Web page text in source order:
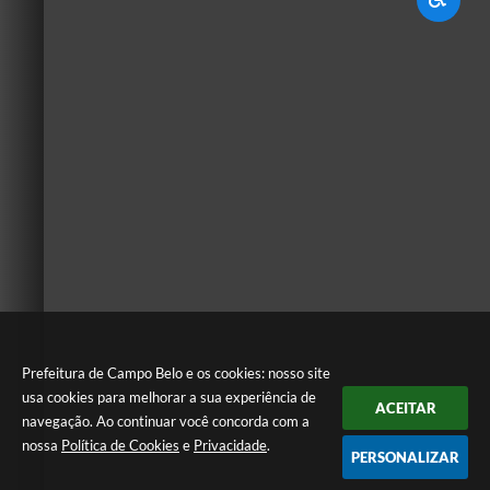
Prefeitura de Campo Belo e os cookies: nosso site
usa cookies para melhorar a sua experiência de
navegação. Ao continuar você concorda com a
nossa Política de Cookies e Privacidade.
ACEITAR
PERSONALIZAR